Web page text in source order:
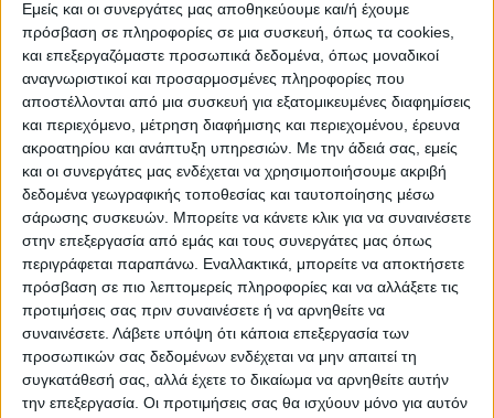
Εμείς και οι συνεργάτες μας αποθηκεύουμε και/ή έχουμε
πρόσβαση σε πληροφορίες σε μια συσκευή, όπως τα cookies,
και επεξεργαζόμαστε προσωπικά δεδομένα, όπως μοναδικοί
αναγνωριστικοί και προσαρμοσμένες πληροφορίες που
αποστέλλονται από μια συσκευή για εξατομικευμένες διαφημίσεις
και περιεχόμενο, μέτρηση διαφήμισης και περιεχομένου, έρευνα
ακροατηρίου και ανάπτυξη υπηρεσιών. Με την άδειά σας, εμείς
και οι συνεργάτες μας ενδέχεται να χρησιμοποιήσουμε ακριβή
δεδομένα γεωγραφικής τοποθεσίας και ταυτοποίησης μέσω
σάρωσης συσκευών. Μπορείτε να κάνετε κλικ για να συναινέσετε
στην επεξεργασία από εμάς και τους συνεργάτες μας όπως
περιγράφεται παραπάνω. Εναλλακτικά, μπορείτε να αποκτήσετε
πρόσβαση σε πιο λεπτομερείς πληροφορίες και να αλλάξετε τις
προτιμήσεις σας πριν συναινέσετε ή να αρνηθείτε να
συναινέσετε. Λάβετε υπόψη ότι κάποια επεξεργασία των
προσωπικών σας δεδομένων ενδέχεται να μην απαιτεί τη
συγκατάθεσή σας, αλλά έχετε το δικαίωμα να αρνηθείτε αυτήν
την επεξεργασία. Οι προτιμήσεις σας θα ισχύουν μόνο για αυτόν
Τελευταίες Ειδήσεις Σήμερα
Ακολούθησε την εφημερίδα ΝΕΟΣ
ΑΓΩΝ στο Google News!
Όλες οι εξελίξεις στην περιοχή της
Καρδίτσας και ευρύτερα της Θεσσαλίας
ΠΡΟΗΓΟΥΜΕΝΟ ΑΡΘΡΟ
Η Καρδίτσα στο σκοτάδι, οι
αρμόδιοι κοιτούν μόνο τους
Λογ(γ)αριασμούς;
ΕΠΟΜΕΝΟ ΑΡΘΡΟ
Νέος εκπρόσωπος Τύπου της
ΝΔ ο Νίκος Ρωμανός